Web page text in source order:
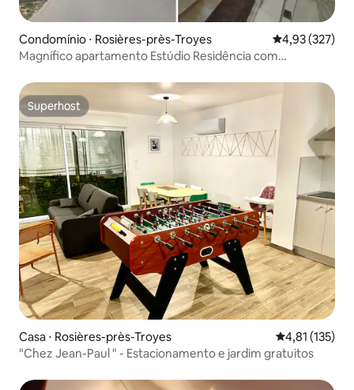
Condomínio ⋅ Rosières-près-Troyes 4,93 de uma
4,93 (327)
Magnífico apartamento Estúdio Residência com
Superhost
Superhost
Casa ⋅ Rosières-près-Troyes 4,81 de uma
4,81 (135)
"Chez Jean-Paul " - Estacionamento e jardim gratuitos